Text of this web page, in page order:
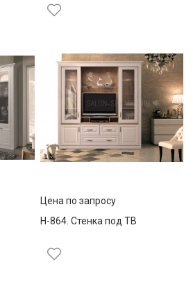
Цена по запросу
Н-864. Стенка под ТВ